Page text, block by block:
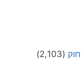
(2,103)